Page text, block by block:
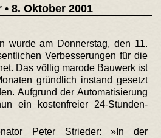
• 8. Oktober 2001
wurde am Donnerstag, den 11.
Verbesserungen für die
Das völlig marode Bauwerk ist
gründlich instand gesetzt
Aufgrund der Automatisierung
ein kostenfreier 24-Stunden-
Peter Strieder: »In der